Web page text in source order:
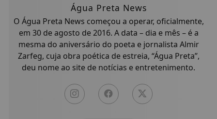
Água Preta News
O Água Preta News começou a operar, oficialmente,
em 30 de agosto de 2016. A data – dia e mês – é a
mesma do aniversário do poeta e jornalista Almir
Zarfeg, cuja obra poética de estreia, “Água Preta”,
deu nome ao site de notícias e entretenimento.